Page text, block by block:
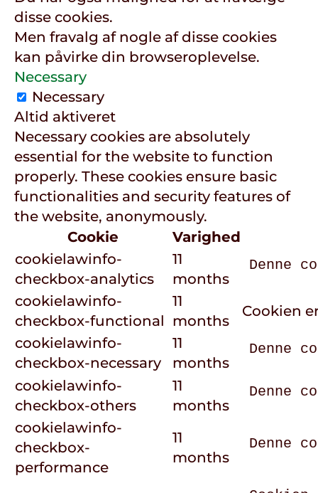
disse cookies.
Men fravalg af nogle af disse cookies
kan påvirke din browseroplevelse.
Necessary
Necessary
Altid aktiveret
Necessary cookies are absolutely
essential for the website to function
properly. These cookies ensure basic
functionalities and security features of
the website, anonymously.
Cookie
Varighed
cookielawinfo-
checkbox-analytics
11
months
Denne
cookielawinfo-
checkbox-functional
11
months
Cookien
cookielawinfo-
checkbox-necessary
11
months
Denne
cookielawinfo-
checkbox-others
11
months
Denne
cookielawinfo-
checkbox-
performance
11
months
Denne